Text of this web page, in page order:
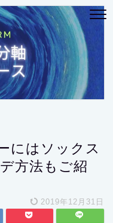
にはソックス
方法もご紹
2019年12月31日